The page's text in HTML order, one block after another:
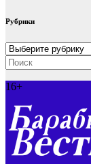
Рубрики
Рубрики
16+